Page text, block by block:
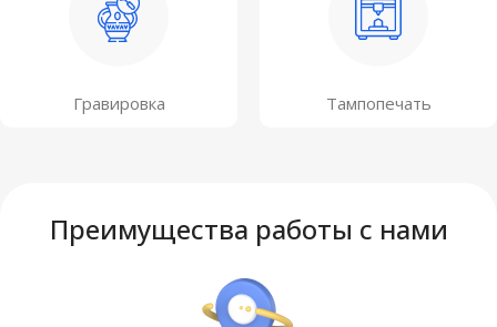
Гравировка Тампопечать
Преимущества работы с нами